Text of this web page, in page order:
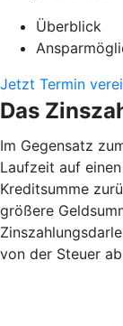
Überblick
Jetzt Termin
Das
Im Gegensatz
Laufzeit auf
Kreditsumme
größere
von der Steuer